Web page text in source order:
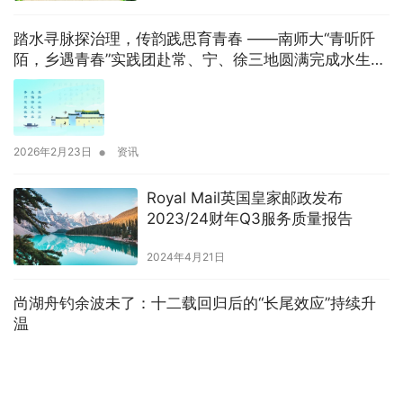
踏水寻脉探治理，传韵践思育青春 ——南师大“青听阡
陌，乡遇青春”实践团赴常、宁、徐三地圆满完成水生态
文化主题社会实践
2026年2月23日 • 资讯
Royal Mail英国皇家邮政发布
2023/24财年Q3服务质量报告
2024年4月21日
尚湖舟钓余波未了：十二载回归后的“长尾效应”持续升
温